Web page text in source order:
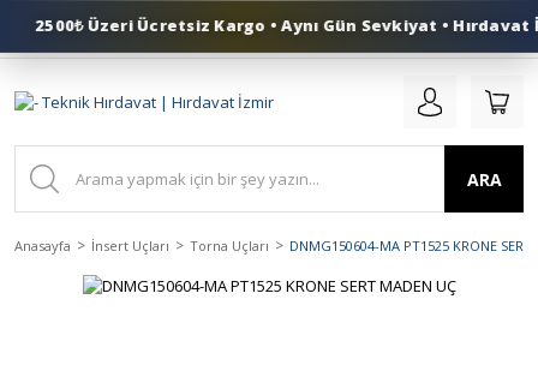
0 (553) 324 41 50
ARA
Anasayfa İnsert Uçları Torna Uçları DNMG150604-MA PT1525 KRONE SERT
2500₺ Üzeri Ücretsiz Kargo • Aynı Gün Sevkiyat • Hırdavat